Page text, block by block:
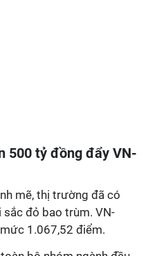
500 tỷ đồng đẩy VN-
mẽ, thị trường đã có
sắc đỏ bao trùm. VN-
1.067,52 điểm.